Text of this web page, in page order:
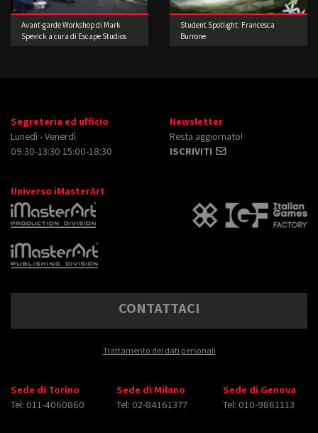
Avant-garde Workshop di Mark
Spevick a cura di Escape Studios
Student Spotlight: Francesca
Burrone
Segreteria ed ufficio
Lunedì - Venerdì
09:30-13:30 15:00-18:30
Newsletter
Resta aggiornato!
ISCRIVITI
Universo iMasterArt
CONTATTACI
Trattamento dei dati personali
Sede di Torino
Tel: 011-4060860
Sede di Milano
Tel: 02-84161377
Sede di Genova
Tel: 010-9861113